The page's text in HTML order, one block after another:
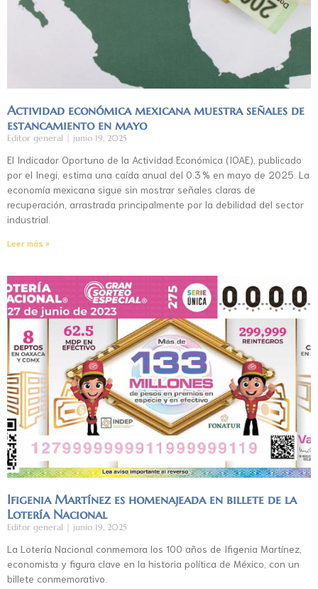
Actividad económica mexicana muestra señales de
estancamiento en mayo
Editor general junio 19, 2025
El Indicador Oportuno de la Actividad Económica (IOAE), publicado
por el Inegi, estima una caída anual del 0.3 % en mayo de 2025. La
economía mexicana sigue sin mostrar señales claras de
recuperación, arrastrada principalmente por la debilidad del sector
industrial.
Leer más »
Ifigenia Martínez es homenajeada en billete de la
Lotería Nacional
Editor general junio 19, 2025
La Lotería Nacional conmemora los 100 años de Ifigenia Martínez,
economista y figura clave en la historia política de México, con un
billete conmemorativo.